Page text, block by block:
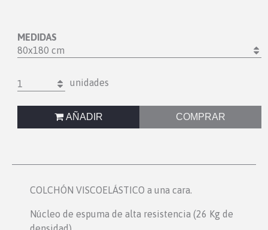
MEDIDAS
80x180 cm
1 unidades
AÑADIR COMPRAR
COLCHÓN VISCOELÁSTICO a una cara.
Núcleo de espuma de alta resistencia (26 Kg de